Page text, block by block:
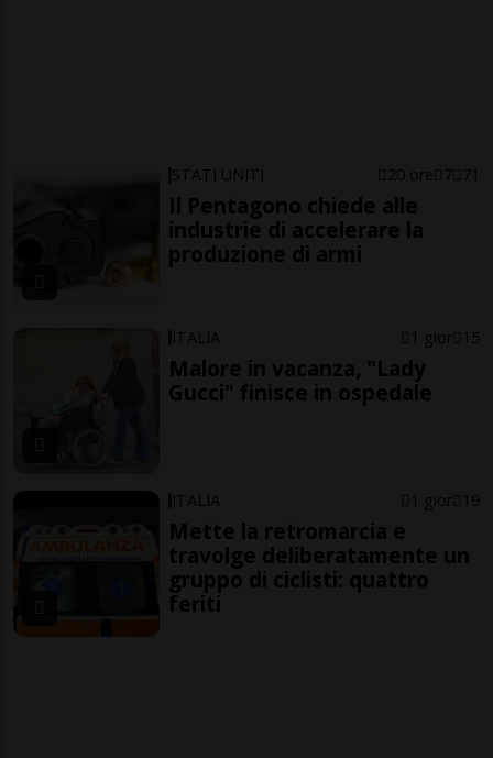
STATI UNITI 20 ore 7 71
Il Pentagono chiede alle
industrie di accelerare la
produzione di armi
ITALIA 1 gior 15
Malore in vacanza, "Lady
Gucci" finisce in ospedale
ITALIA 1 gior 19
Mette la retromarcia e
travolge deliberatamente un
gruppo di ciclisti: quattro
feriti